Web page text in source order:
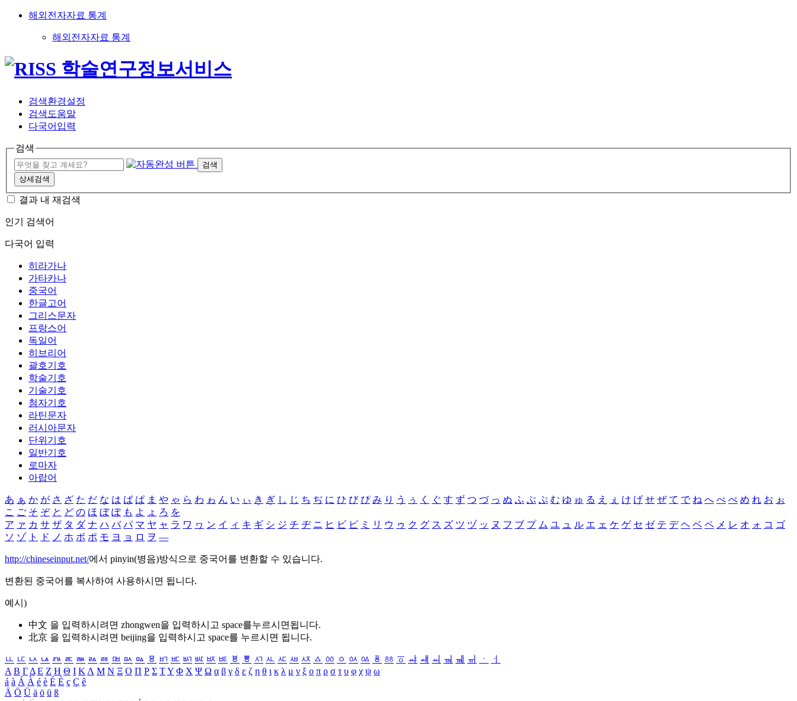
해외전자자료 통계
해외전자자료 통계
검색환경설정
검색도움말
다국어입력
검색
검색
상세검색
결과 내 재검색
인기 검색어
다국어 입력
히라가나
가타카나
중국어
한글고어
그리스문자
프랑스어
독일어
히브리어
괄호기호
학술기호
기술기호
첨자기호
라틴문자
러시아문자
단위기호
일반기호
로마자
아랍어
あ ぁ か が さ ざ た だ な は ば ぱ ま や ゃ ら わ ゎ ん い ぃ き ぎ し じ ち ぢ に ひ び ぴ み り う ぅ く ぐ す ず つ づ っ ぬ ふ ぶ ぷ む ゆ ゅ る え ぇ け げ せ ぜ て で ね へ べ ぺ め れ お ぉ
こ ご そ ぞ と ど の ほ ぼ ぽ も よ ょ ろ を
ア ァ カ サ ザ タ ダ ナ ハ バ パ マ ヤ ャ ラ ワ ヮ ン イ ィ キ ギ シ ジ チ ヂ ニ ヒ ビ ピ ミ リ ウ ゥ ク グ ス ズ ツ ヅ ッ ヌ フ ブ プ ム ユ ュ ル エ ェ ケ ゲ セ ゼ テ デ ヘ ベ ペ メ レ オ ォ コ ゴ
ソ ゾ ト ド ノ ホ ボ ポ モ ヨ ョ ロ ヲ ―
http://chineseinput.net/에서 pinyin(병음)방식으로 중국어를 변환할 수 있습니다.
변환된 중국어를 복사하여 사용하시면 됩니다.
예시)
中文 을 입력하시려면 zhongwen을 입력하시고 space를누르시면됩니다.
北京 을 입력하시려면 beijing을 입력하시고 space를 누르시면 됩니다.
ㅥ ㅦ ㅧ ㅨ ㅩ ㅪ ㅫ ㅬ ㅭ ㅮ ㅯ ㅰ ㅱ ㅲ ㅳ ㅴ ㅵ ㅶ ㅷ ㅸ ㅹ ㅺ ㅻ ㅼ ㅽ ㅾ ㅿ ㆀ ㆁ ㆂ ㆃ ㆄ ㆅ ㆆ ㆇ ㆈ ㆉ ㆊ ㆋ ㆌ ㆍ
ㆎ
Α Β ΓΔ Ε Ζ Η Θ Ι ΚΛ Μ Ν Ξ Ο Π Ρ Σ ΤΥ Φ Χ Ψ Ω α β γ δ ε ζ η θ ι κ λ μ ν ξ ο π ρ σ τ υ φ χ ψ ω
á à Á À é è É È ç Ç ê
Ä Ö Ü ä ö ü ß